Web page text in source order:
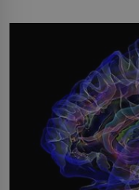
přízračná scéna
světová válka se